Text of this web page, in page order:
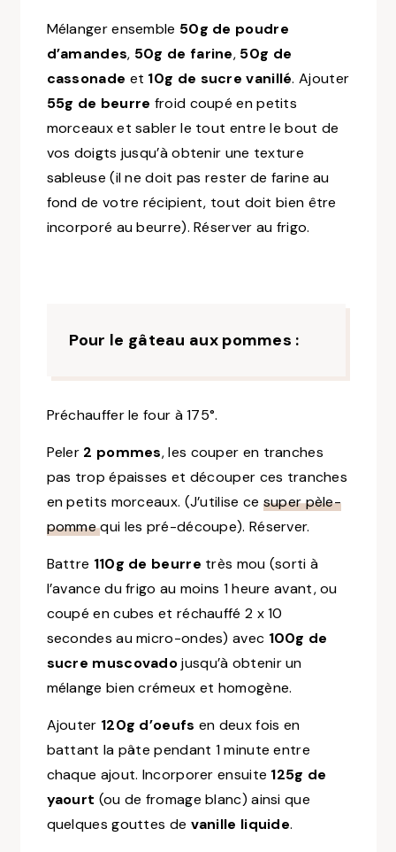
Mélanger ensemble 50g de poudre
d’amandes, 50g de farine, 50g de
cassonade et 10g de sucre vanillé. Ajouter
55g de beurre froid coupé en petits
morceaux et sabler le tout entre le bout de
vos doigts jusqu’à obtenir une texture
sableuse (il ne doit pas rester de farine au
fond de votre récipient, tout doit bien être
incorporé au beurre). Réserver au frigo.
Pour le gâteau aux pommes :
Préchauffer le four à 175°.
Peler 2 pommes, les couper en tranches
pas trop épaisses et découper ces tranches
en petits morceaux. (J’utilise ce super pèle-
pommequi les pré-découpe). Réserver.
Battre 110g de beurre très mou (sorti à
l’avance du frigo au moins 1 heure avant, ou
coupé en cubes et réchauffé 2 x 10
secondes au micro-ondes) avec 100g de
sucre muscovadojusqu’à obtenir un
mélange bien crémeux et homogène.
Ajouter 120g d’oeufs en deux fois en
battant la pâte pendant 1 minute entre
chaque ajout. Incorporer ensuite 125g de
yaourt (ou de fromage blanc) ainsi que
quelques gouttes de vanille liquide.